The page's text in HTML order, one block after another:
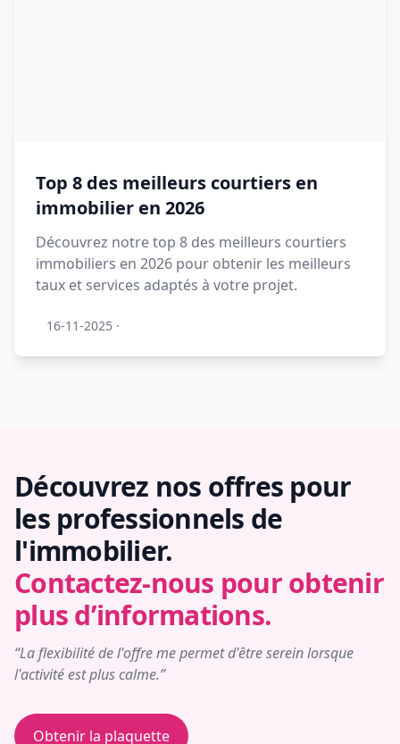
Top 8 des meilleurs courtiers en
immobilier en 2026
Découvrez notre top 8 des meilleurs courtiers
immobiliers en 2026 pour obtenir les meilleurs
taux et services adaptés à votre projet.
16-11-2025 ·
Découvrez nos offres pour
les professionnels de
l'immobilier.
Contactez-nous pour obtenir
plus d’informations.
“La flexibilité de l'offre me permet d'être serein lorsque
l'activité est plus calme.”
Obtenir la plaquette